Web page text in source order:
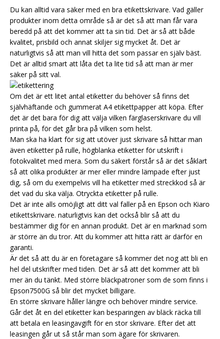
Du kan alltid vara säker med en bra etikettskrivare. Vad gäller
produkter inom detta område så är det så att man får vara
beredd på att det kommer att ta sin tid. Det är så att både
kvalitet, prisbild och annat skiljer sig mycket åt. Det är
naturligtvis så att man vill hitta det som passar en själv bäst.
Det är alltid smart att låta det ta lite tid så att man är mer
säker på sitt val.
Om det är ett litet antal etiketter du behöver så finns det
självhäftande och gummerat A4 etikettpapper att köpa. Efter
det är det bara för dig att välja vilken färglaserskrivare du vill
printa på, för det går bra på vilken som helst.
Man ska ha klart för sig att utöver just skrivare så hittar man
även etiketter på rulle, högblanka etiketter för utskrift i
fotokvalitet med mera. Som du säkert förstår så är det såklart
så att olika produkter är mer eller mindre lämpade efter just
dig, så om du exempelvis vill ha etiketter med streckkod så är
det vad du ska välja. Otryckta etiketter på rulle.
Det är inte alls omöjligt att ditt val faller på en Epson och Kiaro
etikettskrivare. naturligtvis kan det också blir så att du
bestämmer dig för en annan produkt. Det är en marknad som
är större än du tror. Att du kommer att hitta rätt är därför en
garanti.
Är det så att du är en företagare så kommer det nog att bli en
hel del utskrifter med tiden. Det är så att det kommer att bli
mer än du tänkt. Med större bläckpatroner som de som finns i
Epson7500G så blir det mycket billigare.
En större skrivare håller längre och behöver mindre service.
Går det åt en del etiketter kan besparingen av bläck räcka till
att betala en leasingavgift för en stor skrivare. Efter det att
leasingen går ut så står man som ägare för skrivaren.